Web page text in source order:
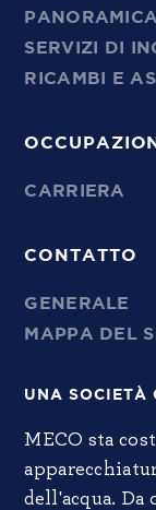
SERVIZI DI
RICAMBI E
CARRIERA
CONTATTO
GENERALE
MAPPA DEL
UNA SOCIETÀ
MECO sta
dell'acqua.